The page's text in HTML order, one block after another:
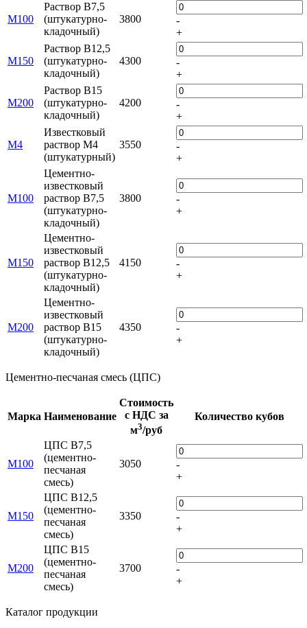
М100
Раствор B7,5
(штукатурно-
кладочный)
3800
-
+
М150
Раствор B12,5
(штукатурно-
кладочный)
4300
-
+
М200
Раствор B15
(штукатурно-
кладочный)
4200
-
+
М4
Известковый
раствор М4
(штукатурный)
3550
-
+
М100
Цементно-
известковый
раствор B7,5
(штукатурно-
кладочный)
3800
-
+
М150
Цементно-
известковый
раствор B12,5
(штукатурно-
кладочный)
4150
-
+
М200
Цементно-
известковый
раствор B15
(штукатурно-
кладочный)
4350
-
+
Цементно-песчаная смесь (ЦПС)
Марка Наименование
Стоимость
с НДС за
м3/руб
Количество кубов
М100
ЦПС В7,5
(цементно-
песчаная
смесь)
3050
-
+
М150
ЦПС В12,5
(цементно-
песчаная
смесь)
3350
-
+
М200
ЦПС В15
(цементно-
песчаная
смесь)
3700
-
+
Каталог продукции